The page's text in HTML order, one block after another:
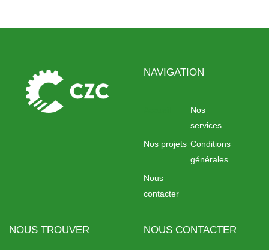
NAVIGATION
Nos
services
Nos projets Conditions
générales
Nous
contacter
NOUS TROUVER NOUS CONTACTER